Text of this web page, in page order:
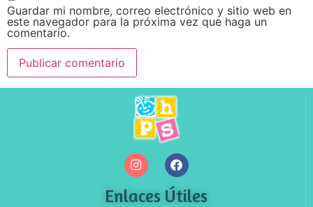
Guardar mi nombre, correo electrónico y sitio web en
este navegador para la próxima vez que haga un
comentario.
Enlaces Útiles